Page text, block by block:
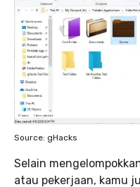
Source: gHacks
Selain
atau pekerjaan, kamu